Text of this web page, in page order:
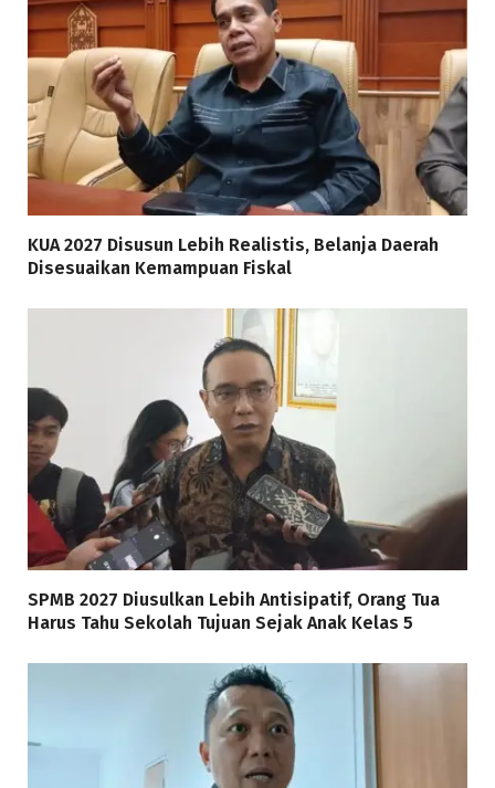
KUA 2027 Disusun Lebih Realistis, Belanja Daerah
Disesuaikan Kemampuan Fiskal
SPMB 2027 Diusulkan Lebih Antisipatif, Orang Tua
Harus Tahu Sekolah Tujuan Sejak Anak Kelas 5